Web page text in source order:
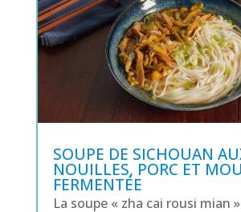
SOUPE DE SICHOUAN
NOUILLES, PORC ET
FERMENTÉE
La soupe « zha cai rousi mian